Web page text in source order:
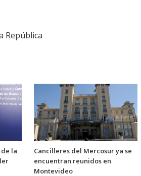
República
la
Cancilleres del Mercosur ya se
encuentran reunidos en
Montevideo